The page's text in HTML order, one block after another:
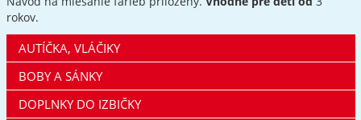
rokov.
AUTÍČKA, VLÁČIKY
BOBY A SÁNKY
DOPLNKY DO IZBIČKY